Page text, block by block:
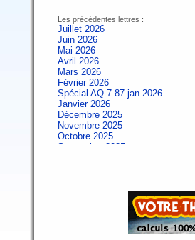
Les précédentes lettres :
Juillet 2026
Juin 2026
Mai 2026
Avril 2026
Mars 2026
Février 2026
Spécial AQ 7.87 jan.2026
Janvier 2026
Décembre 2025
Novembre 2025
Octobre 2025
Septembre 2025
Spécial AQ 7.84 jan.2025